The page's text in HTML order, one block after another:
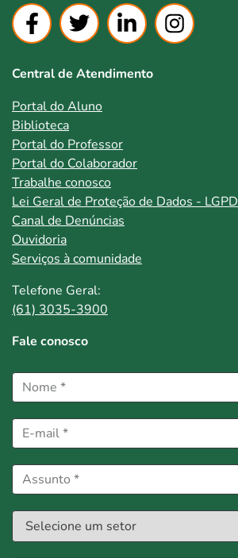
Central de Atendimento
Portal do Aluno
Biblioteca
Portal do Professor
Portal do Colaborador
Trabalhe conosco
Lei Geral de Proteção de Dados - LGPD
Canal de Denúncias
Ouvidoria
Serviços à comunidade
Telefone Geral:
(61) 3035-3900
Fale conosco